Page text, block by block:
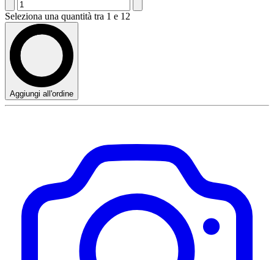
Seleziona una quantità tra 1 e 12
Aggiungi all'ordine